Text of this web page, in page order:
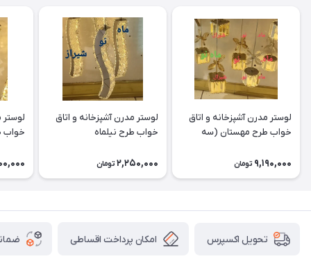
لوستر مدرن آشپزخانه و اتاق
خواب طرح مهستان (سه
9,190,000 تومان
لوستر مدرن آشپزخانه و اتاق
خواب طرح نیلماه
2,250,000 تومان
لوستر
خواب
تحویل اکسپرس امکان پرداخت اقساطی